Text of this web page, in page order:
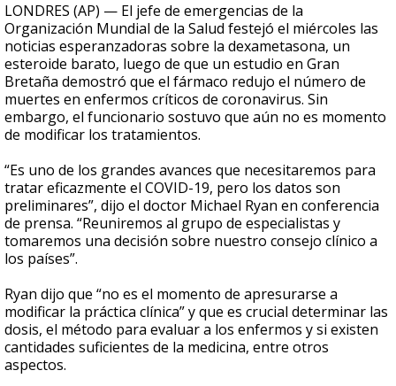
LONDRES (AP) — El jefe de emergencias de la
Organización Mundial de la Salud festejó el miércoles las
noticias esperanzadoras sobre la dexametasona, un
esteroide barato, luego de que un estudio en Gran
Bretaña demostró que el fármaco redujo el número de
muertes en enfermos críticos de coronavirus. Sin
embargo, el funcionario sostuvo que aún no es momento
de modificar los tratamientos.
“Es uno de los grandes avances que necesitaremos para
tratar eficazmente el COVID-19, pero los datos son
preliminares”, dijo el doctor Michael Ryan en conferencia
de prensa. “Reuniremos al grupo de especialistas y
tomaremos una decisión sobre nuestro consejo clínico a
los países”.
Ryan dijo que “no es el momento de apresurarse a
modificar la práctica clínica” y que es crucial determinar las
dosis, el método para evaluar a los enfermos y si existen
cantidades suficientes de la medicina, entre otros
aspectos.